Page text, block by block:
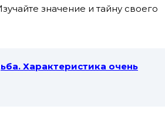
значение и тайну своего
Характеристика очень